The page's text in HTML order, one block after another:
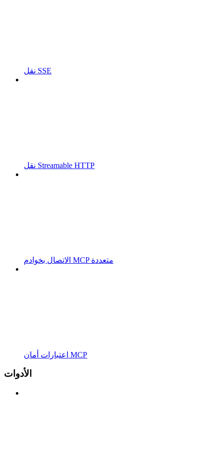
نقل SSE
نقل Streamable HTTP
الاتصال بخوادم MCP متعددة
اعتبارات أمان MCP
الأدوات